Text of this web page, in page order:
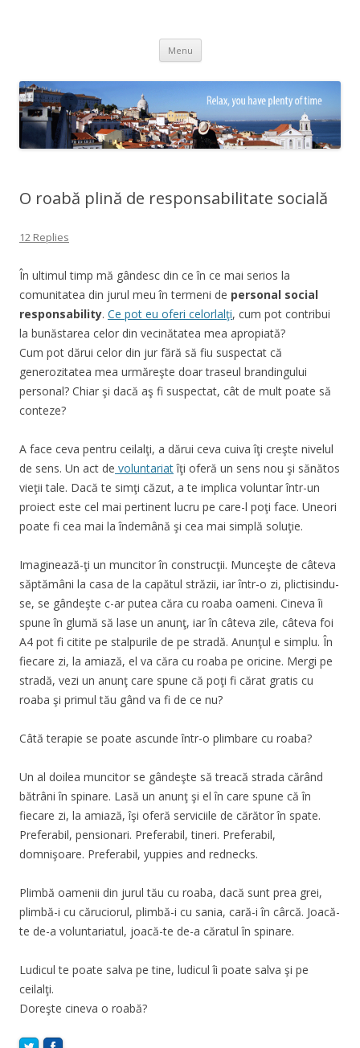
Menu Skip
content
O roabă plină de responsabilitate socială
12 Replies
În ultimul timp mă gândesc din ce în ce mai serios la
comunitatea din jurul meu în termeni de personal social
responsability. Ce pot eu oferi celorlalţi, cum pot contribui
la bunăstarea celor din vecinătatea mea apropiată?
Cum pot dărui celor din jur fără să fiu suspectat că
generozitatea mea urmăreşte doar traseul brandingului
personal? Chiar şi dacă aş fi suspectat, cât de mult poate să
conteze?
A face ceva pentru ceilalţi, a dărui ceva cuiva îţi creşte nivelul
de sens. Un act de voluntariatîţi oferă un sens nou şi sănătos
vieţii tale. Dacă te simţi căzut, a te implica voluntar într-un
proiect este cel mai pertinent lucru pe care-l poţi face. Uneori
poate fi cea mai la îndemână şi cea mai simplă soluţie.
Imaginează-ţi un muncitor în construcţii. Munceşte de câteva
săptămâni la casa de la capătul străzii, iar într-o zi, plictisindu-
se, se gândeşte c-ar putea căra cu roaba oameni. Cineva îi
spune în glumă să lase un anunţ, iar în câteva zile, câteva foi
A4 pot fi citite pe stalpurile de pe stradă. Anunţul e simplu. În
fiecare zi, la amiază, el va căra cu roaba pe oricine. Mergi pe
stradă, vezi un anunţ care spune că poţi fi cărat gratis cu
roaba şi primul tău gând va fi de ce nu?
Câtă terapie se poate ascunde într-o plimbare cu roaba?
Un al doilea muncitor se gândeşte să treacă strada cărând
bătrâni în spinare. Lasă un anunţ şi el în care spune că în
fiecare zi, la amiază, îşi oferă serviciile de cărător în spate.
Preferabil, pensionari. Preferabil, tineri. Preferabil,
domnişoare. Preferabil, yuppies and rednecks.
Plimbă oamenii din jurul tău cu roaba, dacă sunt prea grei,
plimbă-i cu căruciorul, plimbă-i cu sania, cară-i în cârcă. Joacă-
te de-a voluntariatul, joacă-te de-a căratul în spinare.
Ludicul te poate salva pe tine, ludicul îi poate salva şi pe
ceilalţi.
Doreşte cineva o roabă?